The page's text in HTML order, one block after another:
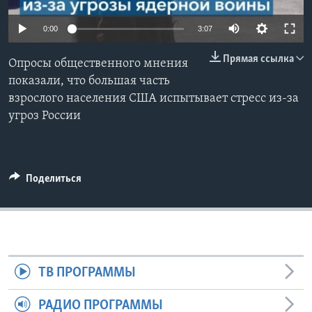
Learning English
СОЦИАЛЬНЫЕ СЕТИ
0:00 3:07
Прямая ссылка
Опросы общественного мнения
показали, что большая часть
взрослого населения США испытывает стресс из-за
угроз России
Поделиться
ТВ ПРОГРАММЫ
РАДИО ПРОГРАММЫ